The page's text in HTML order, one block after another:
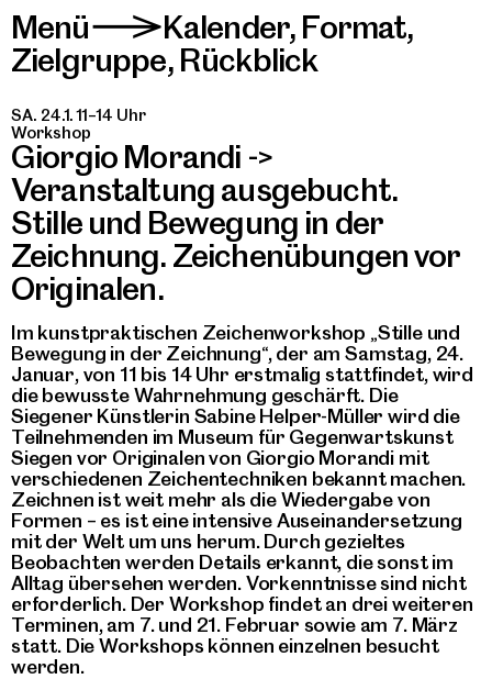
Menü>Kalender, Format,
Zielgruppe, Rückblick
SA. 24.1. 11–14 Uhr
Workshop
Giorgio Morandi ->
Veranstaltung ausgebucht.
Stille und Bewegung in der
Zeichnung. Zeichenübungen vor
Originalen.
Im kunstpraktischen Zeichenworkshop „Stille und
Bewegung in der Zeichnung“, der am Samstag, 24.
Januar, von 11 bis 14 Uhr erstmalig stattfindet, wird
die bewusste Wahrnehmung geschärft. Die
Siegener Künstlerin Sabine Helper-Müller wird die
Teilnehmenden im Museum für Gegenwartskunst
Siegen vor Originalen von Giorgio Morandi mit
verschiedenen Zeichentechniken bekannt machen.
Zeichnen ist weit mehr als die Wiedergabe von
Formen – es ist eine intensive Auseinandersetzung
mit der Welt um uns herum. Durch gezieltes
Beobachten werden Details erkannt, die sonst im
Alltag übersehen werden. Vorkenntnisse sind nicht
erforderlich. Der Workshop findet an drei weiteren
Terminen, am 7. und 21. Februar sowie am 7. März
statt. Die Workshops können einzelnen besucht
werden.